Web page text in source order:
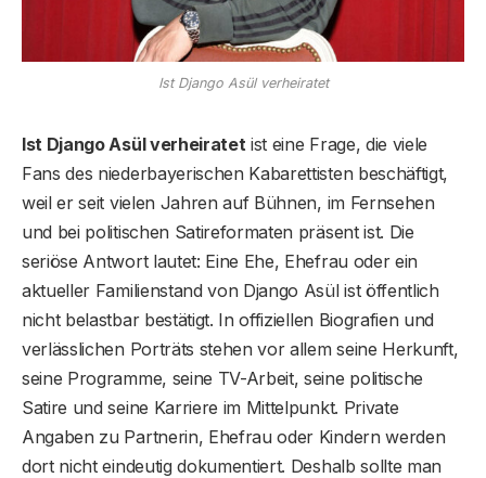
Ist Django Asül verheiratet
Ist Django Asül verheiratet ist eine Frage, die viele
Fans des niederbayerischen Kabarettisten beschäftigt,
weil er seit vielen Jahren auf Bühnen, im Fernsehen
und bei politischen Satireformaten präsent ist. Die
seriöse Antwort lautet: Eine Ehe, Ehefrau oder ein
aktueller Familienstand von Django Asül ist öffentlich
nicht belastbar bestätigt. In offiziellen Biografien und
verlässlichen Porträts stehen vor allem seine Herkunft,
seine Programme, seine TV-Arbeit, seine politische
Satire und seine Karriere im Mittelpunkt. Private
Angaben zu Partnerin, Ehefrau oder Kindern werden
dort nicht eindeutig dokumentiert. Deshalb sollte man